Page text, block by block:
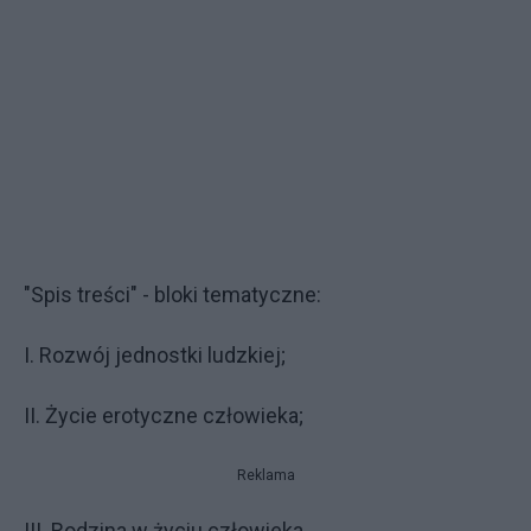
"Spis treści" - bloki tematyczne:
I. Rozwój jednostki ludzkiej;
II. Życie erotyczne człowieka;
Reklama